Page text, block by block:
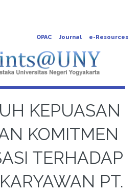
OPAC Journal e-Resources
KEPUASAN
KOMITMEN
TERHADAP
PT.